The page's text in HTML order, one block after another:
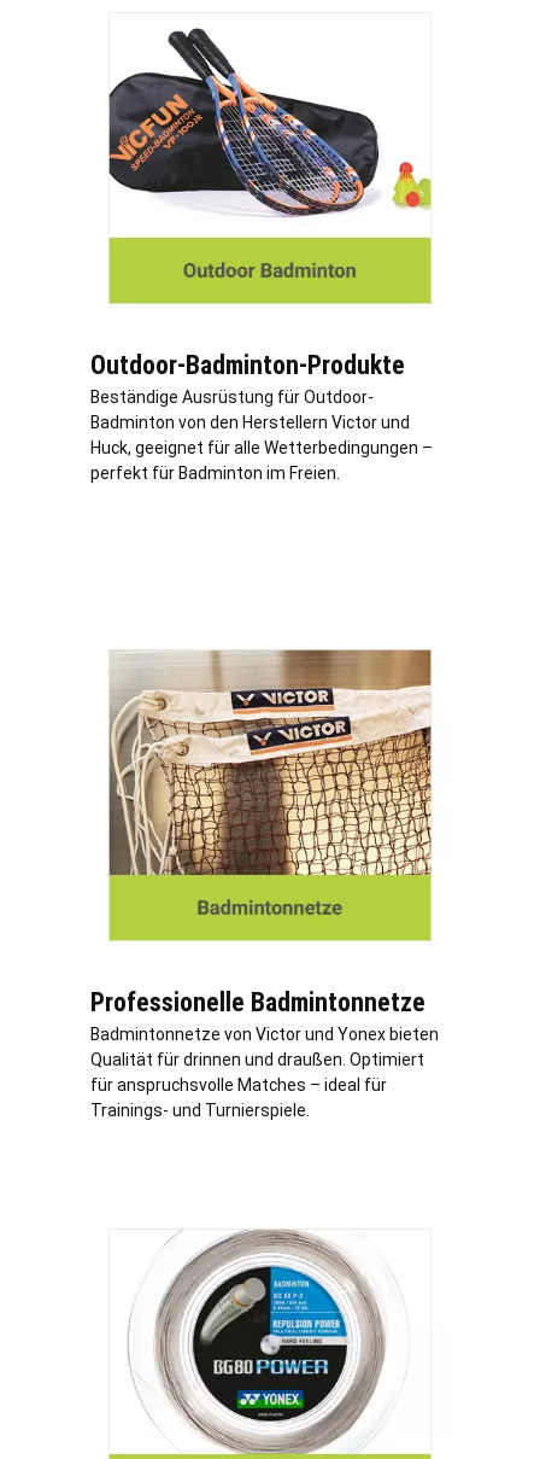
Outdoor-Badminton-Produkte
Beständige Ausrüstung für Outdoor-
Badminton von den Herstellern Victor und
Huck, geeignet für alle Wetterbedingungen –
perfekt für Badminton im Freien.
Professionelle Badmintonnetze
Badmintonnetze von Victor und Yonex bieten
Qualität für drinnen und draußen. Optimiert
für anspruchsvolle Matches – ideal für
Trainings- und Turnierspiele.